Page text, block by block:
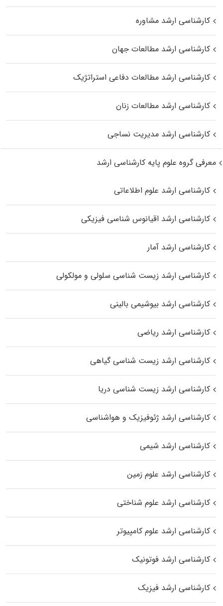
کارشناسی ارشد مشاوره
کارشناسی ارشد مطالعات جهان
کارشناسی ارشد مطالعات دفاعی استراتژیک
کارشناسی ارشد مطالعات زنان
کارشناسی ارشد مدیریت نساجی
معرفی گروه علوم پایه کارشناسی ارشد
کارشناسی ارشد علوم اطلاعاتی
کارشناسی ارشد اقیانوس‌ شناسی فیزیکی
کارشناسی ارشد آمار
کارشناسی ارشد زیست شناسی سلولی و مولکولی
کارشناسی ارشد بیوشیمی بالینی
کارشناسی ارشد ریاضی
کارشناسی ارشد زیست‌ شناسی گیاهی
کارشناسی ارشد زیست‌ شناسی دریا
کارشناسی ارشد ژئوفیزیک و هواشناسی
کارشناسی ارشد شیمی
کارشناسی ارشد علوم زمین
کارشناسی ارشد علوم شناختی
کارشناسی ارشد علوم کامپیوتر
کارشناسی ارشد فوتونیک
کارشناسی ارشد فیزیک